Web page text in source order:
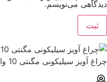
دیدگاهی می‌نویسم.
چراغ آویز سیلیکونی مگنتی 10 وات